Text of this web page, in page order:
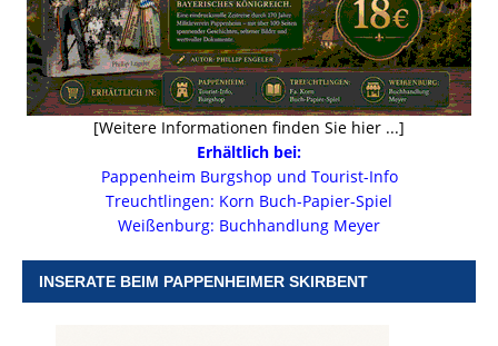
[Weitere Informationen finden Sie hier ...]
Erhältlich bei:
Pappenheim Burgshop und Tourist-Info
Treuchtlingen: Korn Buch-Papier-Spiel
Weißenburg: Buchhandlung Meyer
INSERATE BEIM PAPPENHEIMER SKIRBENT